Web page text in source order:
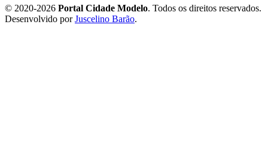
© 2020-2026 Portal Cidade Modelo. Todos os direitos reservados.
Desenvolvido porJuscelino Barão.